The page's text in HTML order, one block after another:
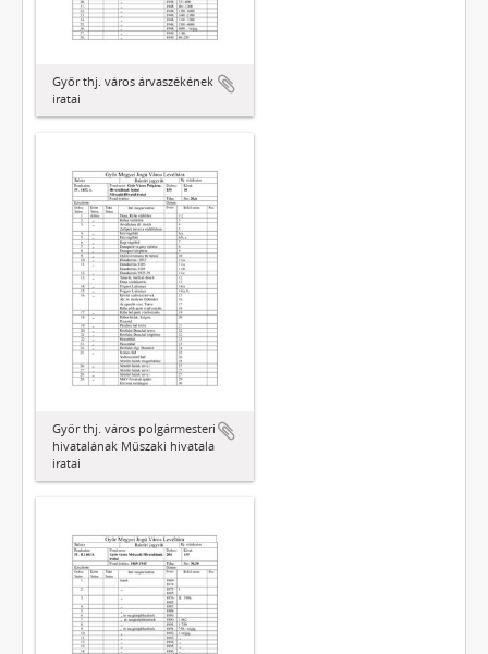
Győr thj. város árvaszékének
iratai
Győr thj. város polgármesteri
hivatalának Műszaki hivatala
iratai